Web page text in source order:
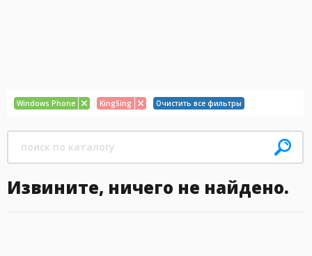
Windows Phone KingSing Очистить все фильтры
Извините, ничего не найдено.